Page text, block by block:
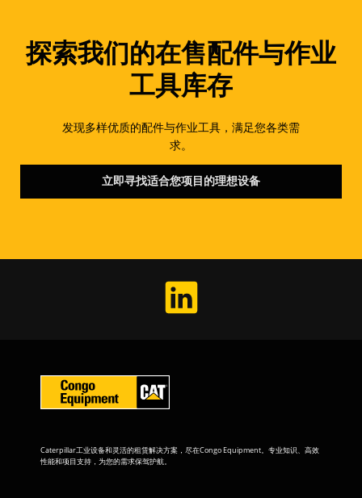
探索我们的在售配件与作业
工具库存
发现多样优质的配件与作业工具，满足您各类需
求。
立即寻找适合您项目的理想设备
Caterpillar工业设备和灵活的租赁解决方案，尽在Congo Equipment。专业知识、高效
性能和项目支持，为您的需求保驾护航。